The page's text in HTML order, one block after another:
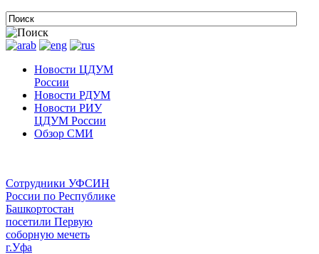
Новости ЦДУМ
России
Новости РДУМ
Новости РИУ
ЦДУМ России
Обзор СМИ
Сотрудники УФСИН
России по Республике
Башкортостан
посетили Первую
соборную мечеть
г.Уфа